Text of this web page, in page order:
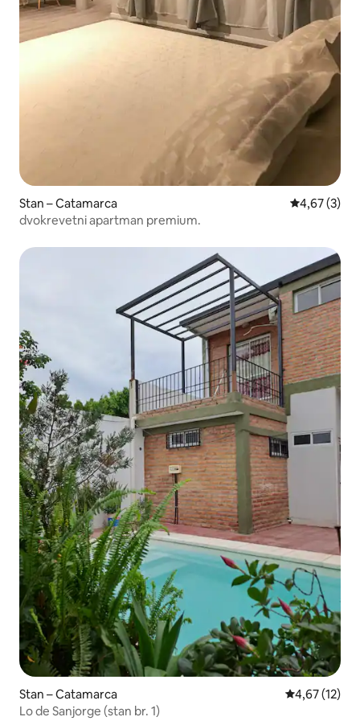
Stan – Catamarca Prosječna
4,67 (3)
dvokrevetni apartman premium.
Stan – Catamarca Prosječna
4,67 (12)
Lo de Sanjorge (stan br. 1)